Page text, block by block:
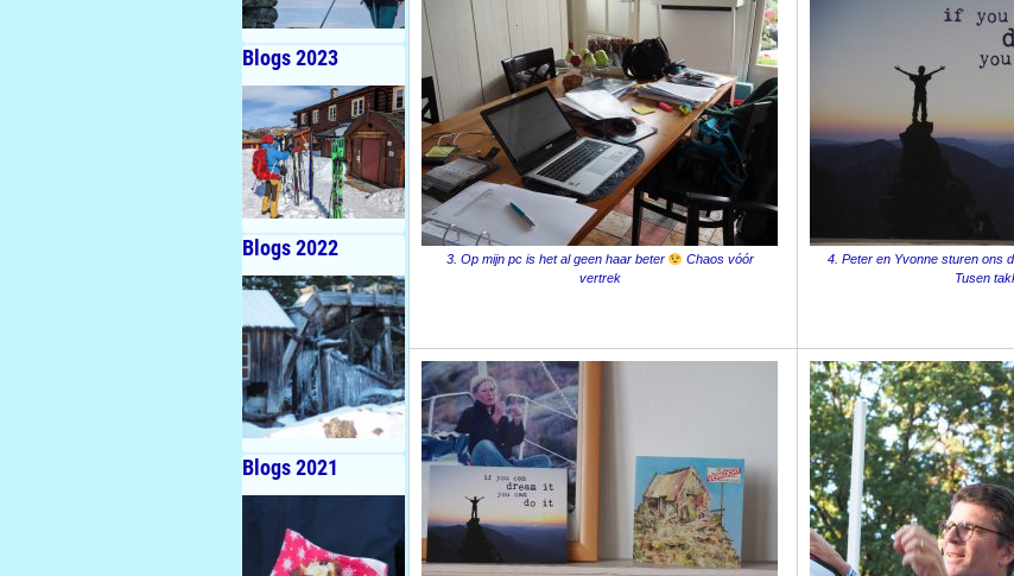
3. Op mijn pc is het al geen haar beter
Chaos vóór
vertrek
4. Peter en Yvonne sturen ons
Tusen
Blogs 2023
Blogs 2022
Blogs 2021